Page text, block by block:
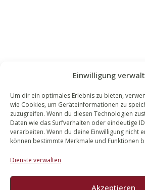
Einwilligung
Um dir ein optimales Erlebnis zu bieten,
wie Cookies, um Geräteinformationen zu
zuzugreifen. Wenn du diesen Technologien
Daten wie das Surfverhalten oder eindeutige
verarbeiten. Wenn du deine Einwilligung nicht
können bestimmte Merkmale und Funktionen
Dienste verwalten
Akzeptieren
WALEK
Bachstraße 13
56727 Mayen
02651 98 900
info@walek-